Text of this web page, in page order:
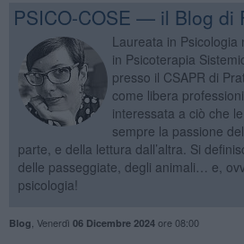
PSICO-COSE — il Blog di
Laureata in Psicologia
in Psicoterapia
presso il CSAPR di
come libera
interessata a ciò che
sempre la passione
parte, e della lettura dall’altra. Si
delle passeggiate, degli animali… e,
psicologia!
Blog Venerdì 06 Dicembre 2024ore 08:00